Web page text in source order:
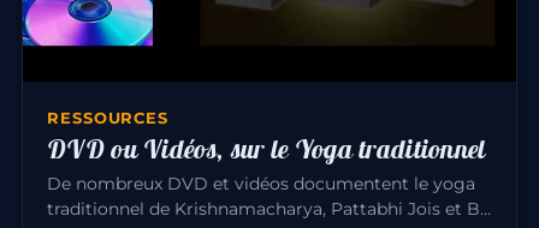
RESSOURCES
DVD ou Vidéos, sur le Yoga traditionnel
De nombreux DVD et vidéos documentent le yoga
traditionnel de Krishnamacharya, Pattabhi Jois et B.